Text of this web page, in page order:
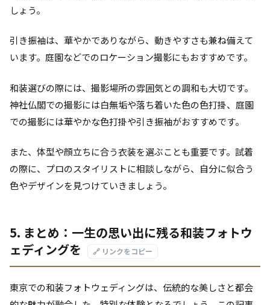
しょう。
引き振袖は、華やかでありながら、動きやすさも兼ね備えて
います。庭園などでのロケーション撮影にもおすすめです。
和装選びの際には、撮影場所の雰囲気との調和も大切です。
神社仏閣での撮影には白無垢や落ち着いた色の色打掛、庭園
での撮影には華やかな色打掛や引き振袖がおすすめです。
また、体型や顔立ちに合う衣装を選ぶことも重要です。試着
の際に、プロのスタイリストに相談しながら、自分に似合う
色やデザインを見つけていきましょう。
5. まとめ：一生の思い出に残る和装フォトウ
ェディングを
🔗 リンクをコピー
東京での和装フォトウェディングは、伝統的な美しさと都会